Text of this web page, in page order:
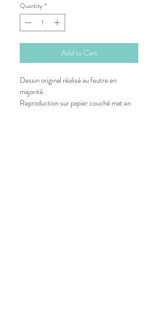
Quantity *
Add to Cart
Dessin original réalisé au feutre en
majorité.
Reproduction sur papier couché mat en